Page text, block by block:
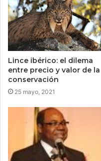
Lince ibérico: el dilema
entre precio y valor de la
conservación
25 mayo, 2021